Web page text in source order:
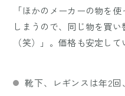
「ほかのメーカーの物を
しまうので、同じ物を買
（笑）」。価格も安定し
靴下、レギンスは年2